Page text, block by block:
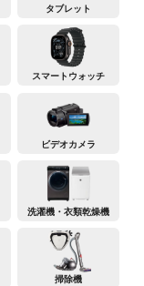
タブレット
スマートウォッチ
ビデオカメラ
洗濯機・衣類乾燥機
掃除機